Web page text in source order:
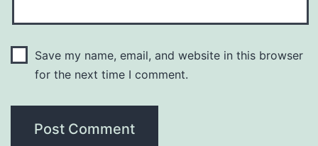
Save my name, email, and website in this browser
for the next time I comment.